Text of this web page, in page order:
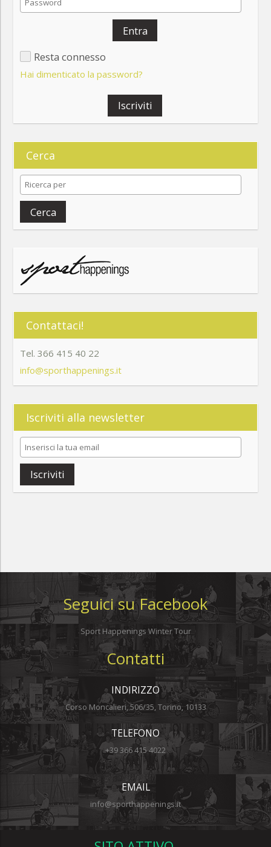
Entra
Resta connesso
Hai dimenticato la password?
Iscriviti
Cerca
Cerca
Contattaci!
Tel. 366 415 40 22
info@sporthappenings.it
Iscriviti alla newsletter
Iscriviti
Seguici su Facebook
Sport Happenings Winter Tour
Contatti
INDIRIZZO
Corso Moncalieri, 506/35, Torino, 10133
TELEFONO
+39 366 415 4022
EMAIL
info@sporthappenings.it